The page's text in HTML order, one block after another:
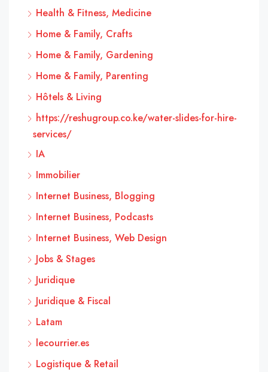
Health & Fitness, Medicine
Home & Family, Crafts
Home & Family, Gardening
Home & Family, Parenting
Hôtels & Living
https://reshugroup.co.ke/water-slides-for-hire-
services/
IA
Immobilier
Internet Business, Blogging
Internet Business, Podcasts
Internet Business, Web Design
Jobs & Stages
Juridique
Juridique & Fiscal
Latam
lecourrier.es
Logistique & Retail